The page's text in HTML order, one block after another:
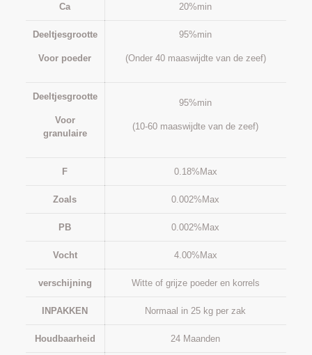
Ca 20%min
Deeltjesgrootte
Voor poeder
95%min
(Onder 40 maaswijdte van de zeef)
Deeltjesgrootte
Voor
granulaire
95%min
(10-60 maaswijdte van de zeef)
F 0.18%Max
Zoals 0.002%Max
PB 0.002%Max
Vocht 4.00%Max
verschijning Witte of grijze poeder en korrels
INPAKKEN Normaal in 25 kg per zak
Houdbaarheid 24 Maanden